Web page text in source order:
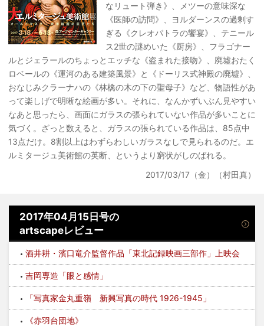
なリュート弾き》、メツーの意味深な
《医師の訪問》、ヨルダーンスの過剰す
ぎる《クレオパトラの饗宴》、テニール
ス2世の謎めいた《厨房》、フラゴナー
ルとジェラールのちょっとエッチな《盗まれた接吻》、廃墟おたく
ロベールの《運河のある建築風景》と《ドーリス式神殿の廃墟》、
おなじみクラーナハの《林檎の木の下の聖母子》など、物語性があ
って楽しげで明晰な絵画が多い。それに、なんかずいぶん見やすい
なあと思ったら、画面にガラスの張られていない作品が多いことに
気づく。ざっと数えると、ガラスの張られている作品は、85点中
13点だけ。8割以上はわずらわしいガラスなしで見られるのだ。エ
ルミタージュ美術館の英断、というより窮状がしのばれる。
2017/03/17（金）（村田真）
2017年04月15日号の
artscapeレビュー
酒井耕・濱口竜介監督作品「東北記録映画三部作」上映会
吉岡専造「眼と感情」
「写真家金丸重嶺 新興写真の時代 1926-1945」
《赤羽台団地》